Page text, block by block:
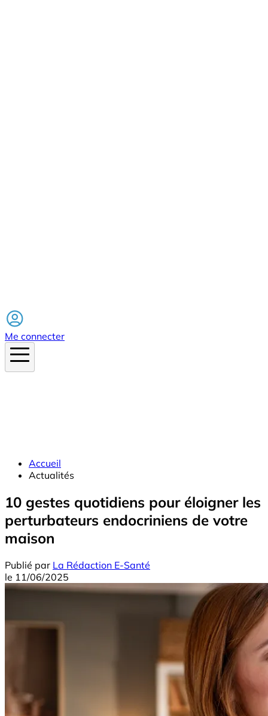
Me connecter
Accueil
Actualités
10 gestes quotidiens pour éloigner les
perturbateurs endocriniens de votre
maison
Publié par La Rédaction E-Santé
le 11/06/2025